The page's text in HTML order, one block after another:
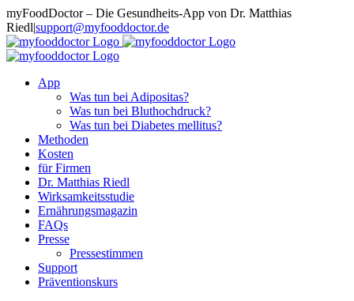
Zum
Inhalt
springen
myFoodDoctor – Die Gesundheits-App von Dr. Matthias
Riedl|support@myfooddoctor.de
E-
Mail
Facebook
Instagram
LinkedIn
App
Was tun bei Adipositas?
Was tun bei Bluthochdruck?
Was tun bei Diabetes mellitus?
Methoden
Kosten
für Firmen
Dr. Matthias Riedl
Wirksamkeitsstudie
Ernährungsmagazin
FAQs
Presse
Pressestimmen
Support
Präventionskurs